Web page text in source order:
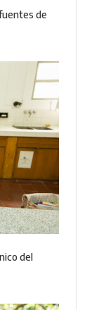
de
del